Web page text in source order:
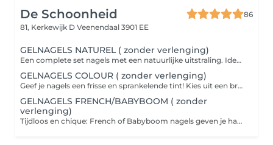
De Schoonheid
86
81, Kerkewijk D Veenendaal 3901 EE
GELNAGELS NATUREL ( zonder verlenging)
Een complete set nagels met een natuurlijke uitstraling. Ideaal voor wie een verzorgde en elegante look wil zonder opvallende kleuren. Sterk en stijlvol, perfect voor dagelijks gebruik.
GELNAGELS COLOUR ( zonder verlenging)
Geef je nagels een frisse en sprankelende tint! Kies uit een breed assortiment kleuren voor een opvallende of subtiele look, helemaal afgestemd op jouw stijl en stemming.
GELNAGELS FRENCH/BABYBOOM ( zonder
verlenging)
Tijdloos en chique: French of Babyboom nagels geven je handen een elegante, verzorgde uitstraling. Perfect voor speciale gelegenheden of gewoon omdat je van een klassieke look houdt.